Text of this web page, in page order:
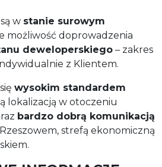
w stanie surowym
możliwość doprowadzenia
deweloperskiego – zakres
z Klientem.
wysokim standardem
lokalizacją w otoczeniu
bardzo dobrą komunikacją
strefą ekonomiczną